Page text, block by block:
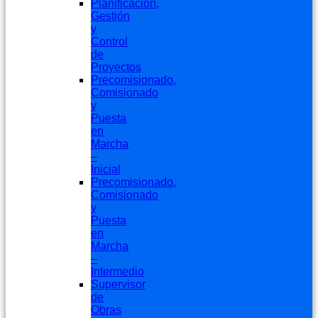
Planificación,
Gestión
y
Control
de
Proyectos
Precomisionado,
Comisionado
y
Puesta
en
Marcha
–
Inicial
Precomisionado,
Comisionado
y
Puesta
en
Marcha
–
Intermedio
Supervisor
de
Obras